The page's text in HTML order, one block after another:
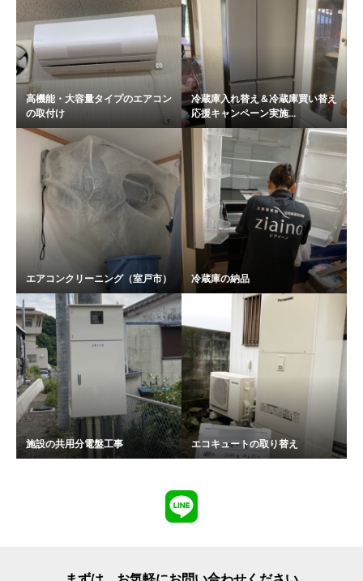
高機能・大容量タイプのエアコン
の取付け
冷蔵庫入れ替え＆冷蔵庫買い替え
応援キャンペーン実施...
エアコンクリーニング（室戸市） 冷蔵庫の納品
施設の共用分電盤工事 エコキュートの取り替え